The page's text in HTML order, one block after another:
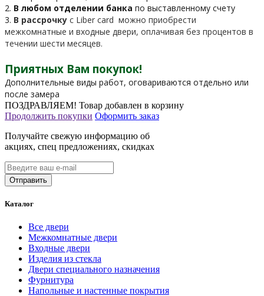
2. В любом отделении банка по выставленному счету
3. В рассрочку c Liber card можно приобрести
межкомнатные и входные двери, оплачивая без процентов в
течении шести месяцев.
Приятных Вам покупок!
Дополнительные виды работ, оговариваются отдельно или
после замера
ПОЗДРАВЛЯЕМ! Товар добавлен в корзину
Продолжить покупки Оформить заказ
Получайте свежую информацию об
акциях, спец предложениях, скидках
Каталог
Все двери
Межкомнатные двери
Входные двери
Изделия из стекла
Двери специального назначения
Фурнитура
Напольные и настенные покрытия